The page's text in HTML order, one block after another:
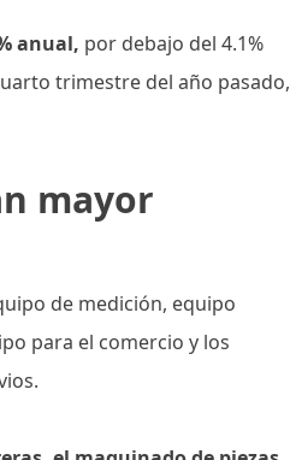
anual, por debajo del 4.1%
trimestre del año pasado,
mayor
de medición, equipo
para el comercio y los